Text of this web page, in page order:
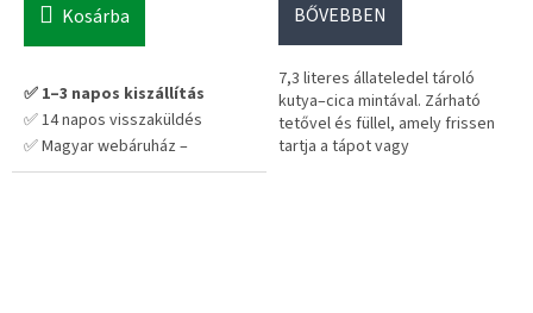
Kosárba
✅ 1–3 napos kiszállítás
✅ 14 napos visszaküldés
✅ Magyar webáruház –
megbízható forrás
BŐVEBBEN
7,3 literes állateledel tároló
kutya–cica mintával. Zárható
tetővel és füllel, amely frissen
tartja a tápot vagy